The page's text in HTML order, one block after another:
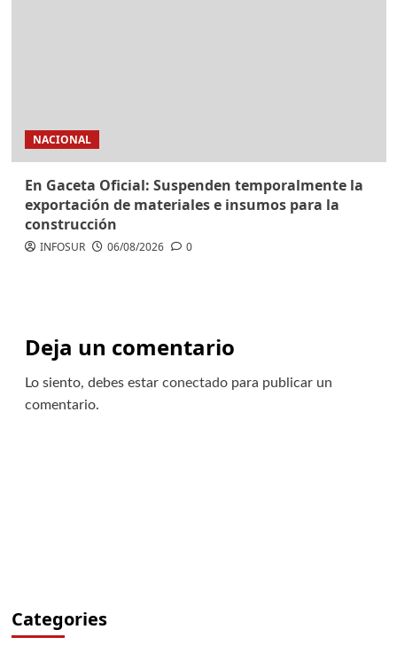
NACIONAL
En Gaceta Oficial: Suspenden temporalmente la
exportación de materiales e insumos para la
construcción
INFOSUR 06/08/2026 0
Deja un comentario
Lo siento, debes estar conectadopara publicar un
comentario.
Categories